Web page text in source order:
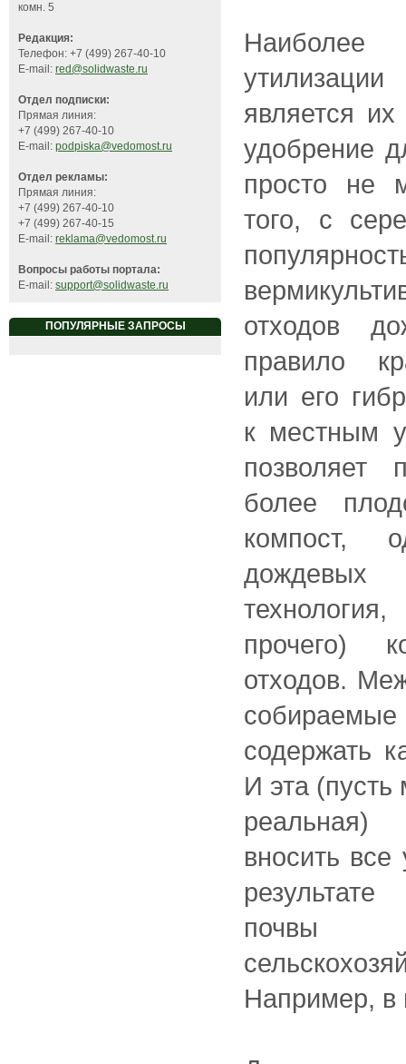
комн. 5
Редакция:
Телефон: +7 (499) 267-40-10
E-mail: red@solidwaste.ru
Отдел подписки:
Прямая линия:
+7 (499) 267-40-10
E-mail: podpiska@vedomost.ru
Отдел рекламы:
Прямая линия:
+7 (499) 267-40-10
+7 (499) 267-40-15
E-mail: reklama@vedomost.ru
Вопросы работы портала:
E-mail: support@solidwaste.ru
ПОПУЛЯРНЫЕ ЗАПРОСЫ
Наиболее
является
удобрение
просто не
того, с
отходов
правило
или его
к местным
позволяет
более
компост,
прочего)
отходов.
собираемые
содержать
И эта (пусть
реальная)
вносить все
Например, в